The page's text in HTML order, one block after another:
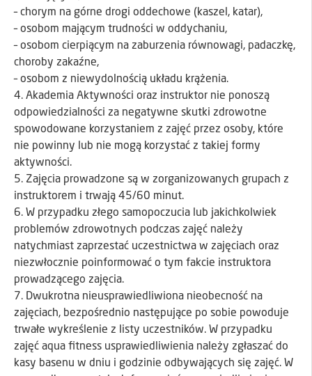
– chorym na górne drogi oddechowe (kaszel, katar),
– osobom mającym trudności w oddychaniu,
– osobom cierpiącym na zaburzenia równowagi, padaczkę,
choroby zakaźne,
– osobom z niewydolnością układu krążenia.
4. Akademia Aktywności oraz instruktor nie ponoszą
odpowiedzialności za negatywne skutki zdrowotne
spowodowane korzystaniem z zajęć przez osoby, które
nie powinny lub nie mogą korzystać z takiej formy
aktywności.
5. Zajęcia prowadzone są w zorganizowanych grupach z
instruktorem i trwają 45/60 minut.
6. W przypadku złego samopoczucia lub jakichkolwiek
problemów zdrowotnych podczas zajęć należy
natychmiast zaprzestać uczestnictwa w zajęciach oraz
niezwłocznie poinformować o tym fakcie instruktora
prowadzącego zajęcia.
7. Dwukrotna nieusprawiedliwiona nieobecność na
zajęciach, bezpośrednio następujące po sobie powoduje
trwałe wykreślenie z listy uczestników. W przypadku
zajęć aqua fitness usprawiedliwienia należy zgłaszać do
kasy basenu w dniu i godzinie odbywających się zajęć. W